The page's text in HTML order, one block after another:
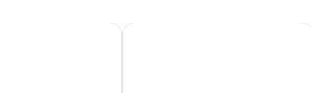
Normandie Holiday Inn Express Rouen Centre -